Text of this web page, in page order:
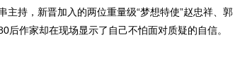
持，新晋加入的两位重量级“梦想特使”赵忠祥、郭
作家却在现场显示了自己不怕面对质疑的自信。